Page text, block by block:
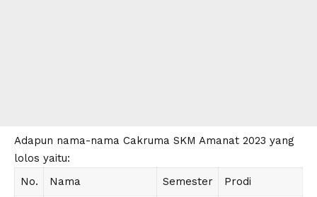
Adapun nama-nama Cakruma SKM Amanat 2023 yang
lolos yaitu:
No.
Nama Semester Prodi